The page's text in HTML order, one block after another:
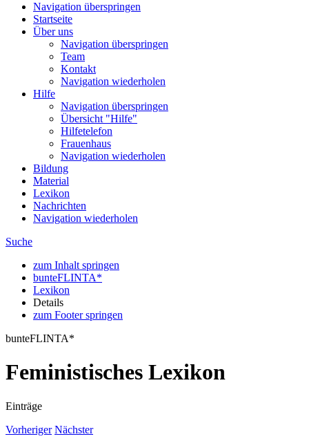
Navigation überspringen
Startseite
Über uns
Navigation überspringen
Team
Kontakt
Navigation wiederholen
Hilfe
Navigation überspringen
Übersicht "Hilfe"
Hilfetelefon
Frauenhaus
Navigation wiederholen
Bildung
Material
Lexikon
Nachrichten
Navigation wiederholen
Suche
zum Inhalt springen
bunteFLINTA*
Lexikon
Details
zum Footer springen
bunteFLINTA*
Feministisches Lexikon
Einträge
Vorheriger Nächster